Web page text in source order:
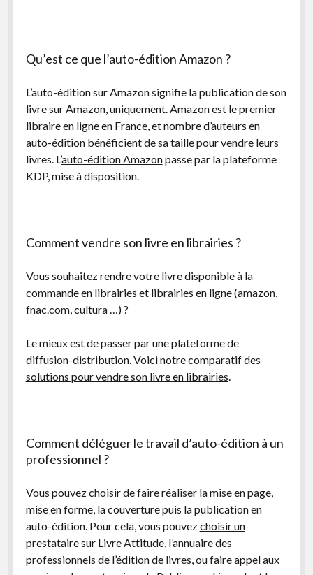
Qu’est ce que l’auto-édition Amazon ?
L’auto-édition sur Amazon signifie la publication de son
livre sur Amazon, uniquement. Amazon est le premier
libraire en ligne en France, et nombre d’auteurs en
auto-édition bénéficient de sa taille pour vendre leurs
livres. L’auto-édition Amazonpasse par la plateforme
KDP, mise à disposition.
Comment vendre son livre en librairies ?
Vous souhaitez rendre votre livre disponible à la
commande en librairies et librairies en ligne (amazon,
fnac.com, cultura …) ?
Le mieux est de passer par une plateforme de
diffusion-distribution. Voicinotre comparatif des
solutions pour vendre son livre en librairies.
Comment déléguer le travail d’auto-édition à un
professionnel ?
Vous pouvez choisir de faire réaliser la mise en page,
mise en forme, la couverture puis la publication en
auto-édition. Pour cela, vous pouvezchoisir un
prestataire sur Livre Attitude, l’annuaire des
professionnels de l’édition de livres, ou faire appel aux